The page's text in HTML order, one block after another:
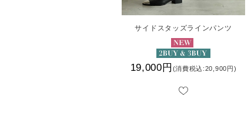
サイドスタッズラインパンツ
19,000円 (消費税込:20,900円)